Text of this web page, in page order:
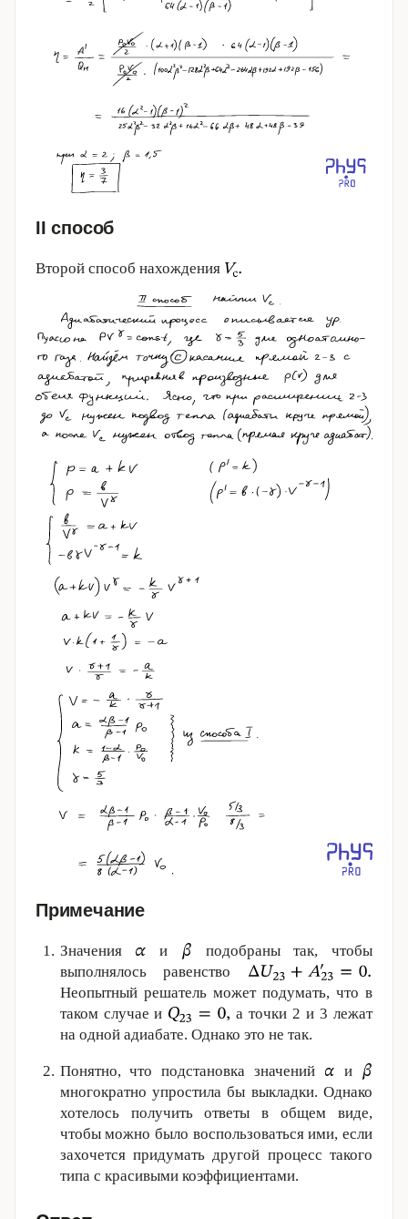
II способ
Второй способ нахождения
Примечание
Значения и
подобраны так, чтобы
выполнялось равенство
Неопытный решатель может подумать, что в
таком случае и
а точки 2 и 3 лежат
на одной адиабате. Однако это не так.
Понятно, что подстановка значений
и
многократно упростила бы выкладки. Однако
хотелось получить ответы в общем виде,
чтобы можно было воспользоваться ими, если
захочется придумать другой процесс такого
типа с красивыми коэффициентами.